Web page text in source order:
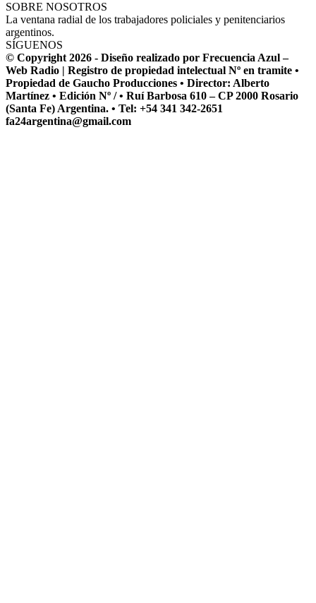
SOBRE NOSOTROS
La ventana radial de los trabajadores policiales y penitenciarios
argentinos.
SÍGUENOS
© Copyright 2026 - Diseño realizado por Frecuencia Azul –
Web Radio | Registro de propiedad intelectual Nº en tramite •
Propiedad de Gaucho Producciones • Director: Alberto
Martínez • Edición Nº / • Ruí Barbosa 610 – CP 2000 Rosario
(Santa Fe) Argentina. • Tel: +54 341 342-2651
fa24argentina@gmail.com